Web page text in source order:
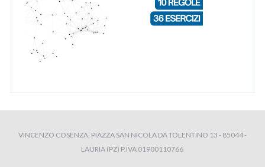
VINCENZO COSENZA, PIAZZA SAN NICOLA DA TOLENTINO 13 - 85044 -
LAURIA (PZ) P.IVA 01900110766